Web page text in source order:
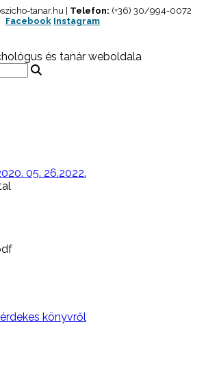
tanar.hu | Telefon: (+36) 30/994-0072
Facebook Instagram
és tanár weboldala
05. 26.2022.
könyvről